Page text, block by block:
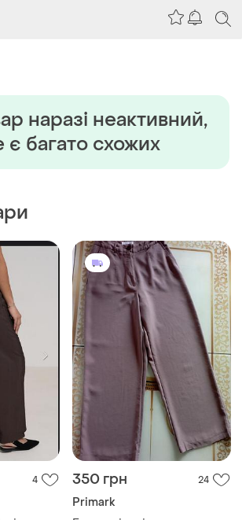
наразi неактивний,
є багато схожих
4 350 грн 24
Primark